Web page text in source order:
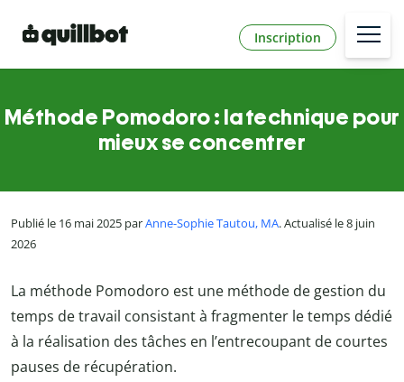
Inscription
Méthode Pomodoro : la technique pour
mieux se concentrer
Publié le 16 mai 2025 parAnne-Sophie Tautou, MA. Actualisé le 8 juin
2026
La méthode Pomodoro est une méthode de gestion du
temps de travail consistant à fragmenter le temps dédié
à la réalisation des tâches en l’entrecoupant de courtes
pauses de récupération.